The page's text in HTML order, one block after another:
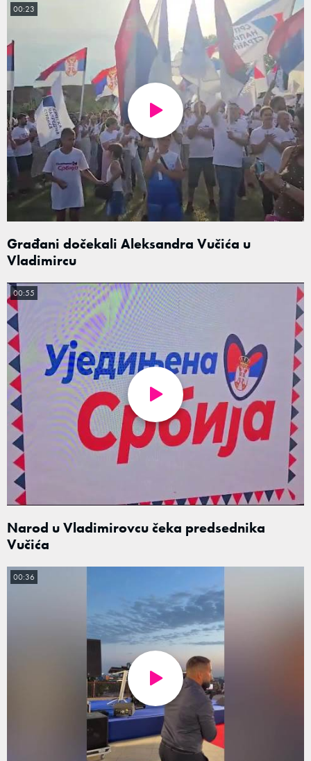
Građani dočekali Aleksandra Vučića u
Vladimircu
00:23
Narod u Vladimirovcu čeka predsednika
Vučića
00:55
00:36